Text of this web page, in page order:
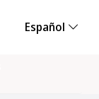
Español